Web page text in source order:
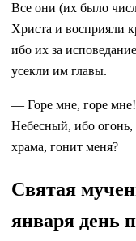
Все они (их было
Христа и восприяли
ибо их за
усекли им главы.
— Горе мне, горе мне!
Небесный, ибо огонь,
храма, гонит меня?
Святая
января день